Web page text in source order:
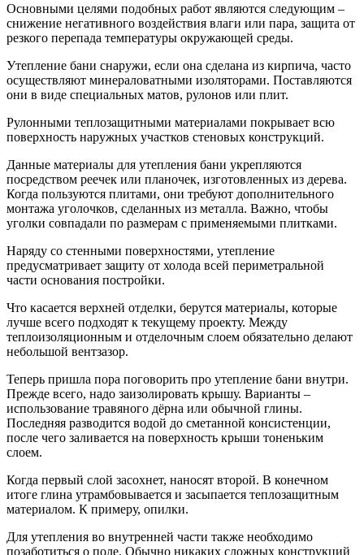
Основными целями подобных работ являются следующим –
снижение негативного воздействия влаги или пара, защита от
резкого перепада температуры окружающей среды.
Утепление бани снаружи, если она сделана из кирпича, часто
осуществляют минераловатными изоляторами. Поставляются
они в виде специальных матов, рулонов или плит.
Рулонными теплозащитными материалами покрывает всю
поверхность наружных участков стеновых конструкций.
Данные материалы для утепления бани укрепляются
посредством реечек или планочек, изготовленных из дерева.
Когда пользуются плитами, они требуют дополнительного
монтажа уголочков, сделанных из металла. Важно, чтобы
уголки совпадали по размерам с применяемыми плитками.
Наряду со стенными поверхностями, утепление
предусматривает защиту от холода всей периметральной
части основания постройки.
Что касается верхней отделки, берутся материалы, которые
лучше всего подходят к текущему проекту. Между
теплоизоляционным и отделочным слоем обязательно делают
небольшой вентзазор.
Теперь пришла пора поговорить про утепление бани внутри.
Прежде всего, надо заизолировать крышу. Варианты –
использование травяного дёрна или обычной глины.
Последняя разводится водой до сметанной консистенции,
после чего заливается на поверхность крыши тоненьким
слоем.
Когда первый слой засохнет, наносят второй. В конечном
итоге глина утрамбовывается и засыпается теплозащитным
материалом. К примеру, опилки.
Для утепления во внутренней части также необходимо
позаботиться о поле. Обычно никаких сложных конструкций